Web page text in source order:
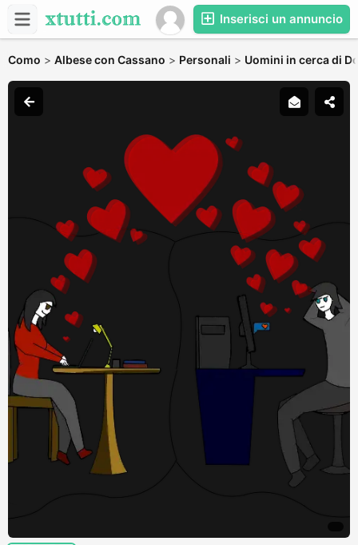
Inserisci un annuncio
Como > Albese con Cassano > Personali > Uomini in cerca di